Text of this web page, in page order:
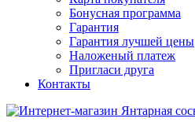
Бонусная программа
Гарантия
Гарантия лучшей цены
Наложеный платеж
Пригласи друга
Контакты